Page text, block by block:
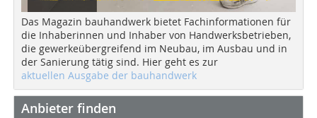
Das Magazin bauhandwerk bietet Fachinformationen für
die Inhaberinnen und Inhaber von Handwerksbetrieben,
die gewerkeübergreifend im Neubau, im Ausbau und in
der Sanierung tätig sind. Hier geht es zur
aktuellen Ausgabe der bauhandwerk
Anbieter finden